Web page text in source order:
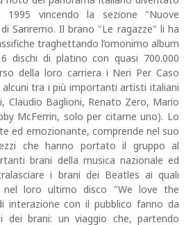
vincendo la sezione "Nuove
Sanremo. Il brano "Le ragazze" li ha
traghettando l’omonimo album
dischi di platino con quasi 700.000
della loro carriera i Neri Per Caso
tra i più importanti artisti italiani
Claudio Baglioni, Renato Zero, Mario
McFerrin, solo per citarne uno). Lo
ed emozionante, comprende nel suo
che hanno portato il gruppo al
brani della musica nazionale ed
i brani dei Beatles ai quali
nel loro ultimo disco "We love the
interazione con il pubblico fanno da
dei brani: un viaggio che, partendo